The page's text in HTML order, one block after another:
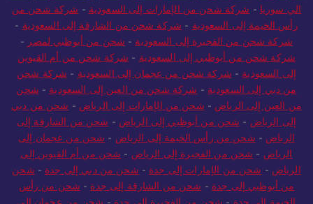
الي سوريا - شركة شحن من الإمارات إلى السعودية - شركة شحن من
رأس الخيمة إلى السعودية - شركة شحن من الشارقة إلى السعودية -
شركة شحن من الفجيرة إلى السعودية - شحن من أبوظبي لمصر -
شركة شحن من أبوظبي إلى السعودية - شركة شحن من أم القيوين
إلى السعودية - شركة شحن من عجمان إلى السعودية - شركة شحن
من دبي إلى السعودية - شركة شحن من العين إلى السعودية - شحن
من العين إلى الرياض - شحن من الإمارات إلى الرياض - شحن من دبي
إلى الرياض - شحن من أبوظبي إلى الرياض - شحن من الشارقة إلى
الرياض - شحن من رأس الخيمة إلى الرياض - شحن من عجمان إلى
الرياض - شحن من الفجيرة إلى الرياض - شحن من أم القيوين إلى
الرياض - شحن من الإمارات إلى جدة - شحن من دبي إلى جدة - شحن
من أبوظبي إلى جدة - شحن من الشارقة إلى جدة - شحن من رأس